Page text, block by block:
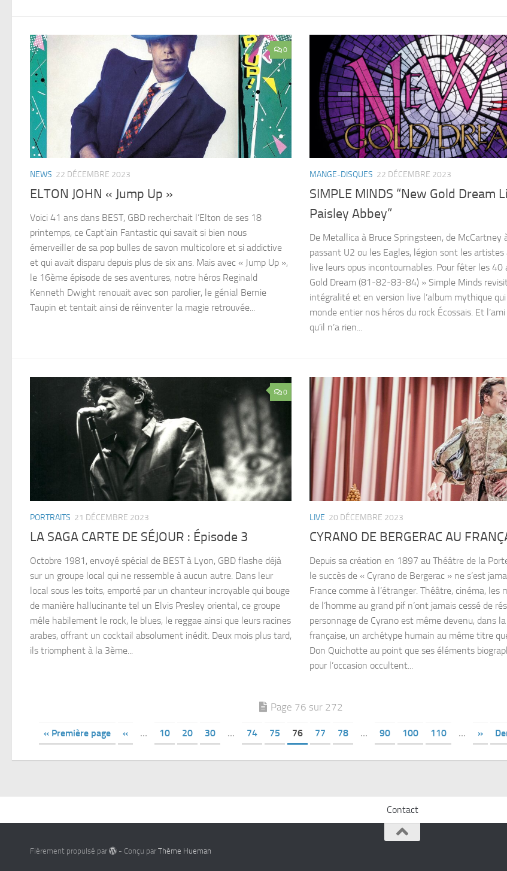
0
NEWS 22 DÉCEMBRE 2023
ELTON JOHN « Jump Up »
Voici 41 ans dans BEST, GBD recherchait l’Elton de ses 18
printemps, ce Capt’ain Fantastic qui savait si bien nous
émerveiller de sa pop bulles de savon multicolore et si addictive
et qui avait disparu depuis plus de six ans. Mais avec « Jump Up »,
le 16ème épisode de ses aventures, notre héros Reginald
Kenneth Dwight renouait avec son parolier, le génial Bernie
Taupin et tentait ainsi de réinventer la magie retrouvée...
MANGE-DISQUES 22 DÉCEMBRE 2023
SIMPLE MINDS “New Gold Dream
Paisley Abbey”
De Metallica à Bruce Springsteen, de McCartney
passant U2 ou les Eagles, légion sont les artistes
live leurs opus incontournables. Pour fêter les 40
Gold Dream (81-82-83-84) » Simple Minds
intégralité et en version live l’album mythique
monde entier nos héros du rock Écossais. Et
qu’il n’a rien...
0
PORTRAITS 21 DÉCEMBRE 2023
LA SAGA CARTE DE SÉJOUR : Épisode 3
Octobre 1981, envoyé spécial de BEST à Lyon, GBD flashe déjà
sur un groupe local qui ne ressemble à aucun autre. Dans leur
local sous les toits, emporté par un chanteur incroyable qui bouge
de manière hallucinante tel un Elvis Presley oriental, ce groupe
mêle habilement le rock, le blues, le reggae ainsi que leurs racines
arabes, offrant un cocktail absolument inédit. Deux mois plus tard,
ils triomphent à la 3ème...
LIVE 20 DÉCEMBRE 2023
CYRANO DE BERGERAC AU
Depuis sa création en 1897 au Théâtre de la
le succès de « Cyrano de Bergerac » ne s’est
France comme à l’étranger. Théâtre, cinéma, les
de l’homme au grand pif n’ont jamais cessé de
personnage de Cyrano est même devenu, dans
française, un archétype humain au même titre
Don Quichotte au point que ses éléments
pour l’occasion occultent...
Page 76 sur 272
« Première page « … 10 20 30 … 74 75 76 77 78 … 90 100 110 … »
Contact
Fièrement propulsé par - Conçu parThème Hueman